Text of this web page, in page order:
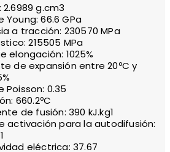
g.cm3
Young: 66.6 GPa
a tracción: 230570 MPa
215505 MPa
elongación: 1025%
de expansión entre 20ºC y
Poisson: 0.35
660.2ºC
de fusión: 390 kJ.kg1
activación para la autodifusión:
eléctrica: 37.67